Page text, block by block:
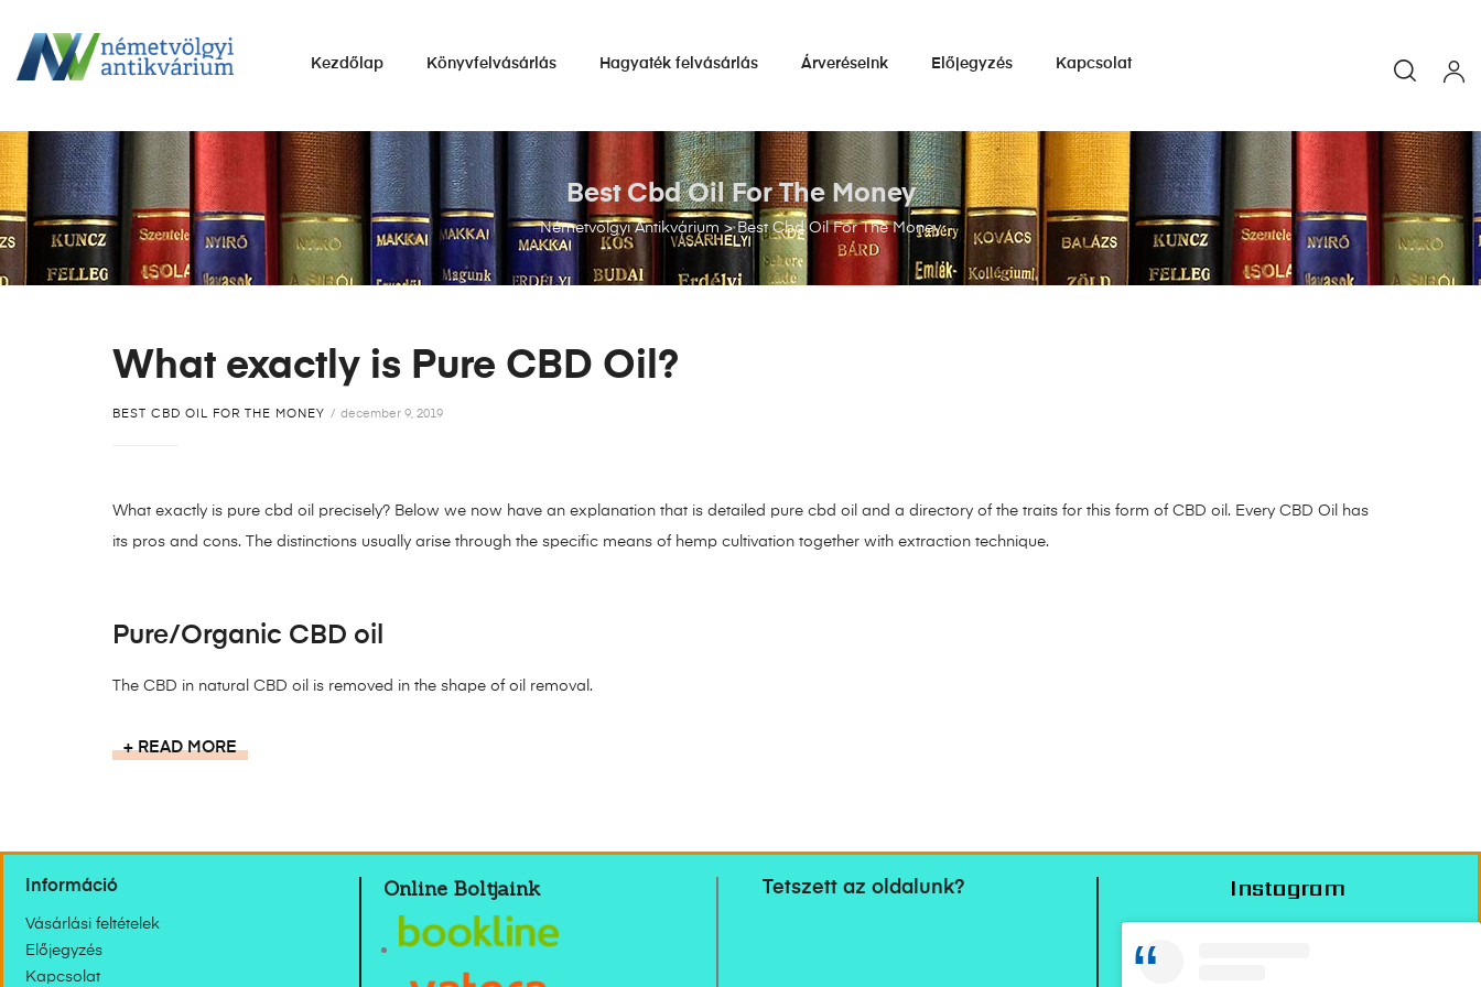
NÉMETVÖLGYI
eladása.
Kezdőlap Könyvfelvásárlás Hagyaték felvásárlás Árveréseink Előjegyzés Kapcsolat
Németvölgyi Antikvárium >Best Cbd Oil For The Money
Best Cbd Oil For The Money
What exactly is Pure CBD Oil?
BEST CBD OIL FOR THE MONEY december 9, 2019
What exactly is pure cbd oil precisely? Below we now have an explanation that is detailed pure cbd oil and a directory of the traits for this form of CBD oil. Every CBD Oil has
its pros and cons. The distinctions usually arise through the specific means of hemp cultivation together with extraction technique.
Pure/Organic CBD oil
The CBD in natural CBD oil is removed in the shape of oil removal.
READ MORE
Információ
Vásárlási feltételek
Előjegyzés
Kapcsolat
Online Boltjaink Tetszett az oldalunk? Instagram